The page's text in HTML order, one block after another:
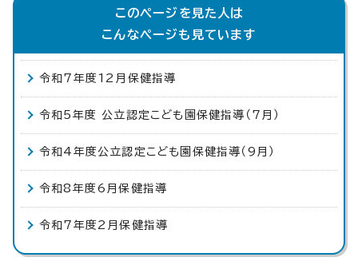
このページを見た人は
こんなページも見ています
令和7年度12月保健指導
令和5年度 公立認定こども園保健指導（7月）
令和4年度公立認定こども園保健指導（9月）
令和8年度6月保健指導
令和7年度2月保健指導